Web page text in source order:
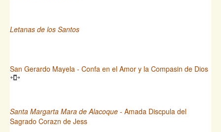
Letanas de los Santos
San Gerardo Mayela - Confa en el Amor y la Compasin de Dios
Santa Margarta Mara de Alacoque - Amada Discpula del
Sagrado Corazn de Jess